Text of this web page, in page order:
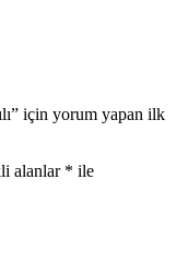
için yorum yapan ilk
alanlar * ile